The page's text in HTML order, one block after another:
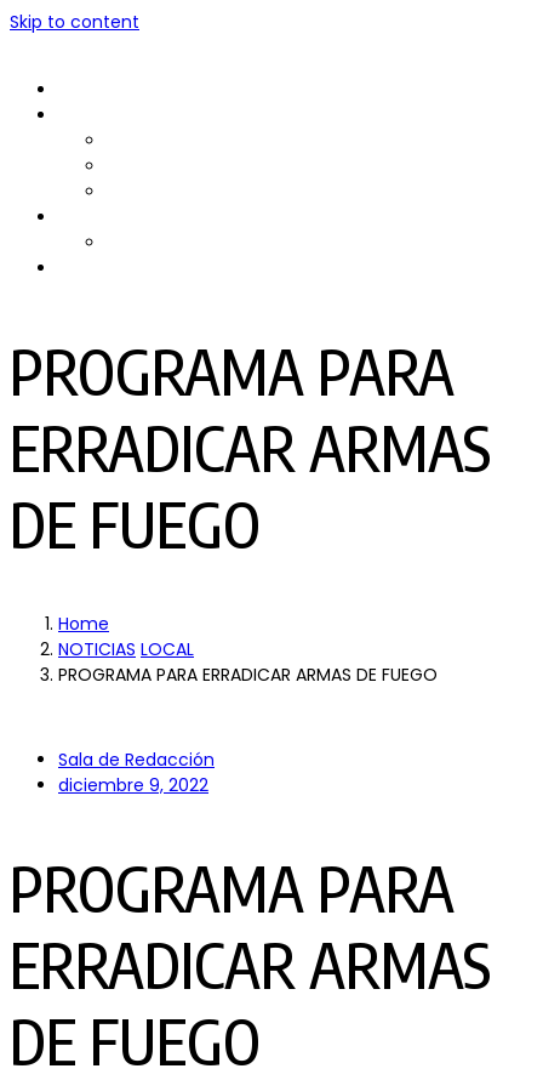
Skip to content
PROGRAMA PARA
ERRADICAR ARMAS
DE FUEGO
Home
NOTICIAS LOCAL
PROGRAMA PARA ERRADICAR ARMAS DE FUEGO
Sala de Redacción
diciembre 9, 2022
PROGRAMA PARA
ERRADICAR ARMAS
DE FUEGO